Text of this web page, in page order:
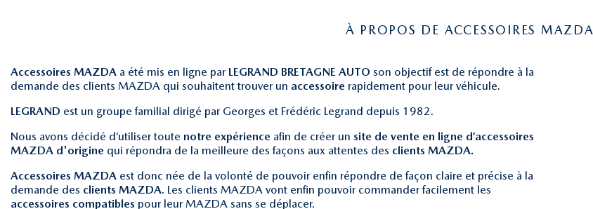
À PROPOS DE ACCESSOIRES MAZDA
Accessoires MAZDA a été mis en ligne par LEGRAND BRETAGNE AUTO son objectif est de répondre à la
demande des clients MAZDA qui souhaitent trouver un accessoire rapidement pour leur véhicule.
LEGRAND est un groupe familial dirigé par Georges et Frédéric Legrand depuis 1982.
Nous avons décidé d’utiliser toute notre expérience afin de créer un site de vente en ligne d’accessoires
MAZDA d'origine qui répondra de la meilleure des façons aux attentes des clients MAZDA.
Accessoires MAZDA est donc née de la volonté de pouvoir enfin répondre de façon claire et précise à la
demande des clients MAZDA. Les clients MAZDA vont enfin pouvoir commander facilement les
accessoires compatibles pour leur MAZDA sans se déplacer.